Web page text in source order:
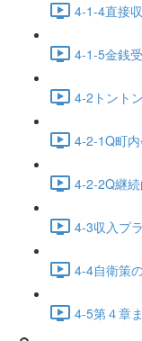
4-1-4直接
4-1-5金銭
4-2トント
4-2-1Q町
4-2-2Q継
4-3収入プ
4-4自衛策
4-5第４章